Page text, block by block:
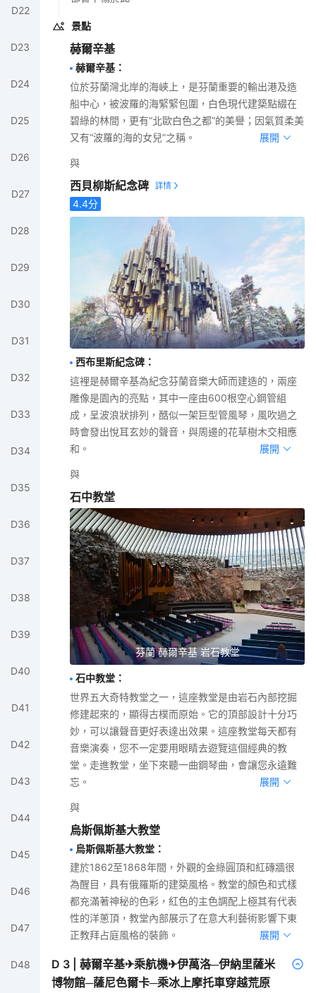
D22
D23
D24
D25
D26
D27
D28
D29
D30
D31
D32
D33
D34
D35
D36
D37
D38
D39
D40
D41
D42
D43
D44
D45
D46
D47
D48
景點
赫爾辛基
赫爾辛基 ：
位於芬蘭灣北岸的海峽上，是芬蘭重要的輸出港及造
船中心，被波羅的海緊緊包圍，白色現代建築點綴在
碧綠的林間，更有“北歐白色之都”的美譽；因氣質柔美
又有“波羅的海的女兒”之稱。
展開
與
西貝柳斯紀念碑
4.4分
西布里斯紀念碑 ：
這裡是赫爾辛基為紀念芬蘭音樂大師而建造的，兩座
雕像是園內的亮點，其中一座由600根空心鋼管組
成，呈波浪狀排列，酷似一架巨型管風琴，風吹過之
時會發出悅耳玄妙的聲音，與周邊的花草樹木交相應
和。
展開
與
石中教堂
芬蘭 赫爾辛基 岩石教堂
石中教堂 ：
世界五大奇特教堂之一，這座教堂是由岩石內部挖掘
修建起來的，顯得古樸而原始。它的頂部設計十分巧
妙，可以讓聲音更好表達出效果。這座教堂每天都有
音樂演奏，您不一定要用眼睛去遊覽這個經典的教
堂。走進教堂，坐下來聽一曲鋼琴曲，會讓您永遠難
忘。
展開
與
烏斯佩斯基大教堂
烏斯佩斯基大教堂 ：
建於1862至1868年間，外觀的金綠圓頂和紅磚牆很
為醒目，具有俄羅斯的建築風格。教堂的顏色和式樣
都充滿著神秘的色彩，紅色的主色調配上極其有代表
性的洋蔥頂，教堂內部展示了在意大利藝術影響下東
正教拜占庭風格的裝飾。
展開
D 3 |赫爾辛基✈乘航機✈伊萬洛─伊納里薩米
博物館─薩尼色爾卡─乘冰上摩托車穿越荒原